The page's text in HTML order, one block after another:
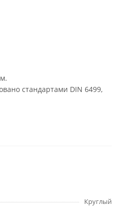
стандартами DIN 6499,
Круглый